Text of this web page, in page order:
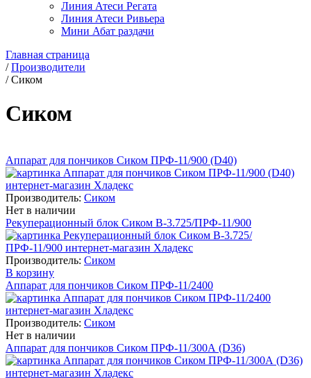
Линия Атеси Регата
Линия Атеси Ривьера
Мини Абат раздачи
Главная страница
/Производители
/Сиком
Сиком
Аппарат для пончиков Сиком ПРФ-11/900 (D40)
Производитель: Сиком
Нет в наличии
Рекуперационный блок Сиком В-3.725/ПРФ-11/900
Производитель: Сиком
В корзину
Аппарат для пончиков Сиком ПРФ-11/2400
Производитель: Сиком
Нет в наличии
Аппарат для пончиков Сиком ПРФ-11/300А (D36)